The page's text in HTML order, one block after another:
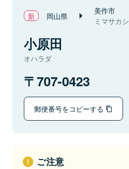
岡山県 美作市
ミマサカシ
小原田
オハラダ
707-0423
郵便番号をコピーする
ご注意